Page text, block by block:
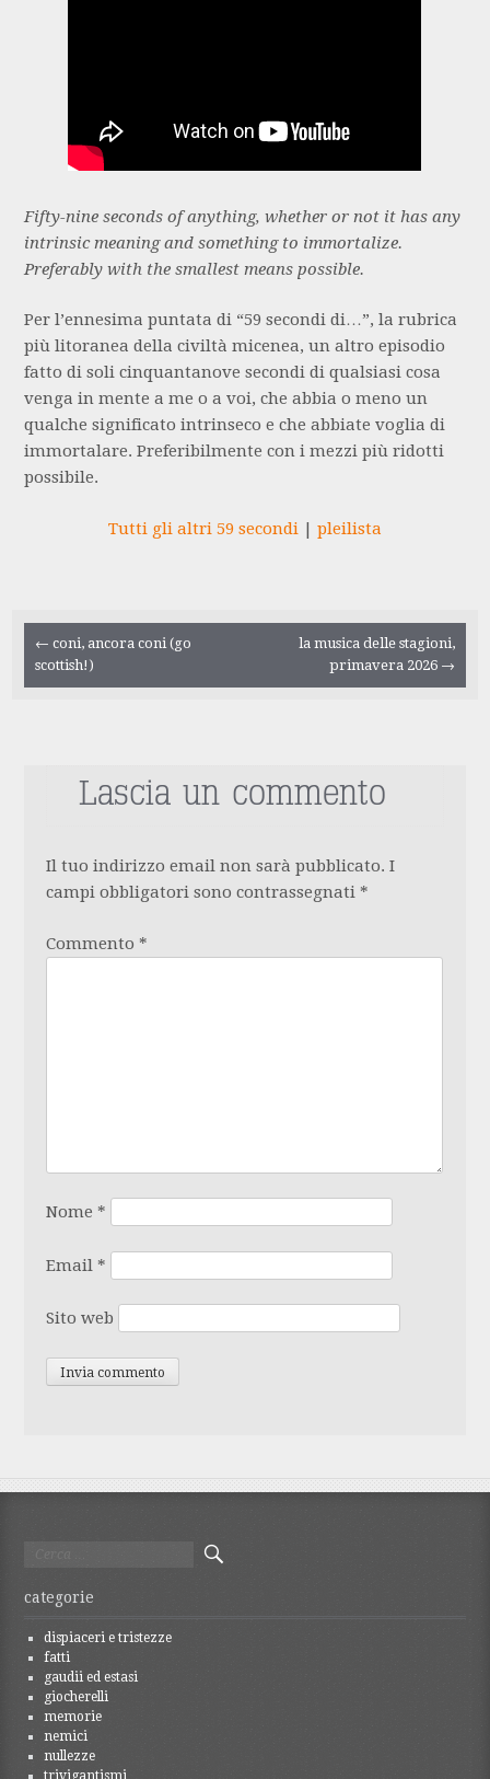
Fifty-nine seconds of anything, whether or not it has any
intrinsic meaning and something to immortalize.
Preferably with the smallest means possible.
Per l’ennesima puntata di “59 secondi di…”, la rubrica
più litoranea della civiltà micenea, un altro episodio
fatto di soli cinquantanove secondi di qualsiasi cosa
venga in mente a me o a voi, che abbia o meno un
qualche significato intrinseco e che abbiate voglia di
immortalare. Preferibilmente con i mezzi più ridotti
possibile.
Tutti gli altri 59 secondi | pleilista
Navigazione
← coni, ancora coni (go
scottish!)
la musica delle stagioni,
primavera 2026 →
Lascia un commento
Il tuo indirizzo email non sarà pubblicato. I
campi obbligatori sono contrassegnati *
Commento *
Nome *
Email *
Sito web
per:
categorie
dispiaceri e tristezze
fatti
gaudii ed estasi
giocherelli
memorie
nemici
nullezze
trivigantismi